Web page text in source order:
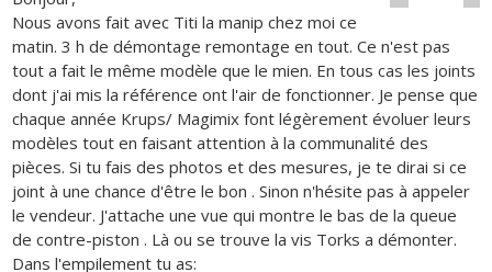
Nous avons fait avec Titi la manip chez moi ce
matin. 3 h de démontage remontage en tout. Ce n'est pas
tout a fait le même modèle que le mien. En tous cas les joints
dont j'ai mis la référence ont l'air de fonctionner. Je pense que
chaque année Krups/ Magimix font légèrement évoluer leurs
modèles tout en faisant attention à la communalité des
pièces. Si tu fais des photos et des mesures, je te dirai si ce
joint à une chance d'être le bon . Sinon n'hésite pas à appeler
le vendeur. J'attache une vue qui montre le bas de la queue
de contre-piston . Là ou se trouve la vis Torks a démonter.
Dans l'empilement tu as: